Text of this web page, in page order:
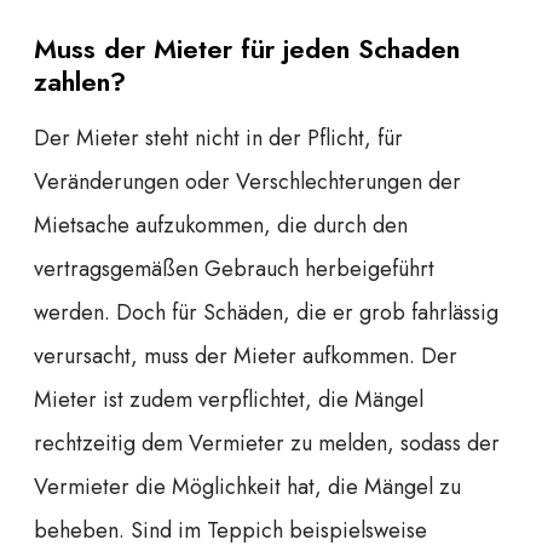
Muss der Mieter für jeden Schaden
zahlen?
Der Mieter steht nicht in der Pflicht, für
Veränderungen oder Verschlechterungen der
Mietsache aufzukommen, die durch den
vertragsgemäßen Gebrauch herbeigeführt
werden. Doch für Schäden, die er grob fahrlässig
verursacht, muss der Mieter aufkommen. Der
Mieter ist zudem verpflichtet, die Mängel
rechtzeitig dem Vermieter zu melden, sodass der
Vermieter die Möglichkeit hat, die Mängel zu
beheben. Sind im Teppich beispielsweise